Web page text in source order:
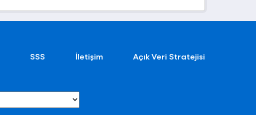
SSS İletişim Açık Veri Stratejisi